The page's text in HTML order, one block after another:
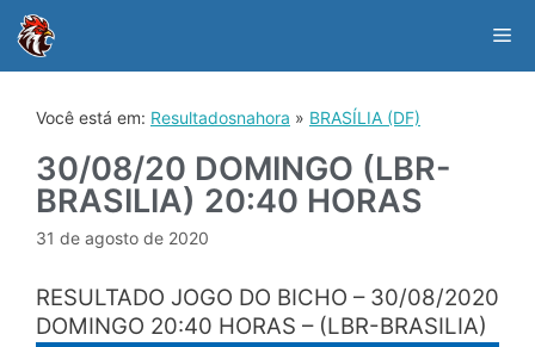
content
Você está em: Resultadosnahora » BRASÍLIA (DF)
30/08/20 DOMINGO (LBR-
BRASILIA) 20:40 HORAS
31 de agosto de 2020
RESULTADO JOGO DO BICHO – 30/08/2020
DOMINGO 20:40 HORAS – (LBR-BRASILIA)